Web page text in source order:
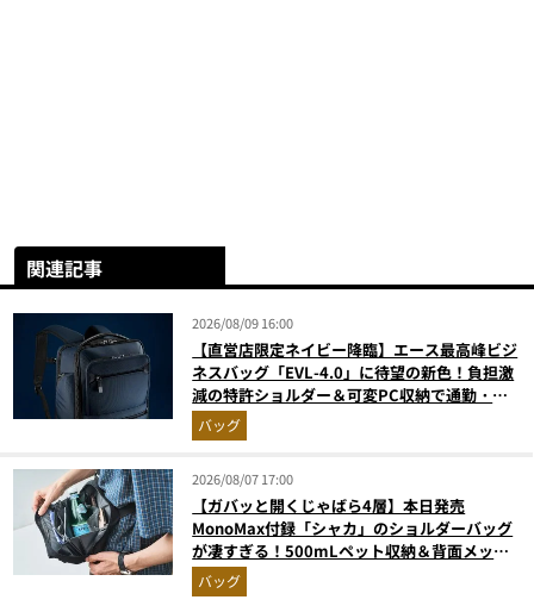
関連記事
2026/08/09 16:00
【直営店限定ネイビー降臨】エース最高峰ビジ
ネスバッグ「EVL-4.0」に待望の新色！負担激
減の特許ショルダー＆可変PC収納で通勤・出
張が無敵に
バッグ
2026/08/07 17:00
【ガバッと開くじゃばら4層】本日発売
MonoMax付録「シャカ」のショルダーバッグ
が凄すぎる！500mLペット収納＆背面メッシ
ュでベタつかない
バッグ